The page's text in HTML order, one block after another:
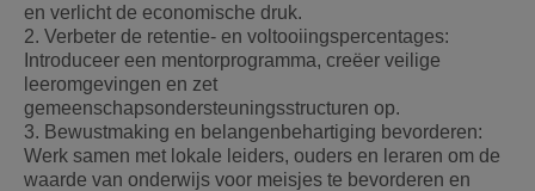
en verlicht de economische druk.
2. Verbeter de retentie- en voltooiingspercentages:
Introduceer een mentorprogramma, creëer veilige
leeromgevingen en zet
gemeenschapsondersteuningsstructuren op.
3. Bewustmaking en belangenbehartiging bevorderen:
Werk samen met lokale leiders, ouders en leraren om de
waarde van onderwijs voor meisjes te bevorderen en